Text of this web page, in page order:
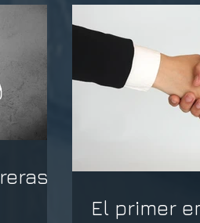
a
El primer